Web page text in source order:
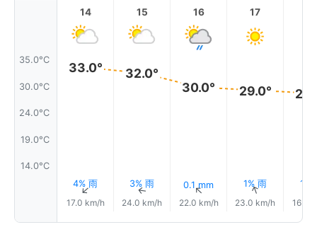
35.0°C
30.0°C
24.0°C
19.0°C
14.0°C
14
33.0°
4% 雨
↑
17.0 km/h
15
32.0°
3% 雨
↑
24.0 km/h
16
30.0°
0.1 mm
↑
22.0 km/h
17
29.0°
1% 雨
↑
23.0 km/h
1%
16.0